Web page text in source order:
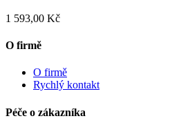
1 593,00 Kč
O firmě
O firmě
Rychlý kontakt
Péče o zákazníka